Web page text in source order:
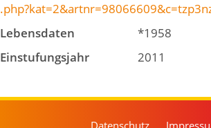
Lebensdaten
*1958
Einstufungsjahr
2011
Datenschutz